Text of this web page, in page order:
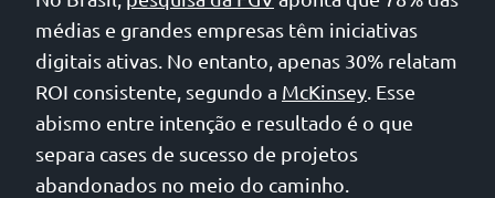
médias e grandes empresas têm iniciativas
digitais ativas. No entanto, apenas 30% relatam
ROI consistente, segundo a McKinsey. Esse
abismo entre intenção e resultado é o que
separa cases de sucesso de projetos
abandonados no meio do caminho.